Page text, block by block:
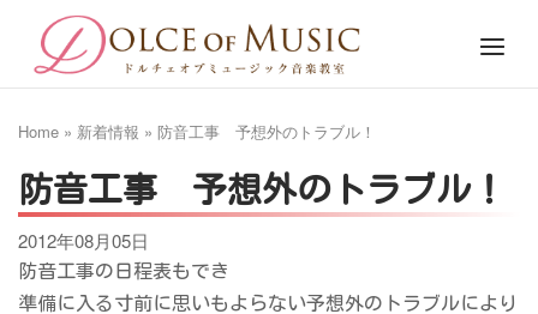
content
Home
Menu
Home » 新着情報 » 防音工事 予想外のトラブル！
防音工事 予想外のトラブル！
2012年08月05日
防音工事の日程表もでき
準備に入る寸前に思いもよらない予想外のトラブルにより